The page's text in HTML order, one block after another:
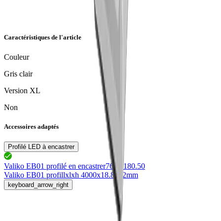
Caractéristiques de l'article
Couleur
Gris clair
Version XL
Non
Accessoires adaptés
Profilé LED à encastrer
Valiko EB01 profilé en encastrer76.50180.50
Valiko EB01 profillxlxh 4000x18.8x12mm
keyboard_arrow_right